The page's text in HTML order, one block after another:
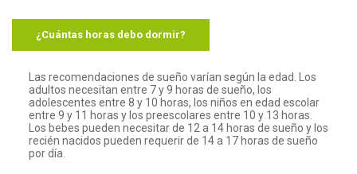
¿Cuántas horas debo dormir?
Las recomendaciones de sueño varían según la edad. Los
adultos necesitan entre 7 y 9 horas de sueño, los
adolescentes entre 8 y 10 horas, los niños en edad escolar
entre 9 y 11 horas y los preescolares entre 10 y 13 horas.
Los bebes pueden necesitar de 12 a 14 horas de sueño y los
recién nacidos pueden requerir de 14 a 17 horas de sueño
por día.